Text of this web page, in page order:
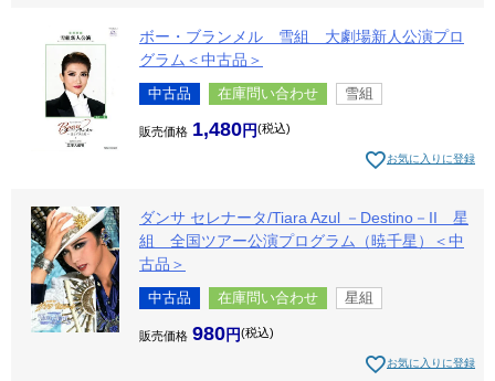
ボー・ブランメル 雪組 大劇場新人公演プロ
グラム＜中古品＞
中古品 在庫問い合わせ 雪組
販売価格 1,480 税込
お気に入りに登録
ダンサ セレナータ/Tiara Azul －Destino－II 星
組 全国ツアー公演プログラム（暁千星）＜中
古品＞
中古品 在庫問い合わせ 星組
販売価格 980 税込
お気に入りに登録